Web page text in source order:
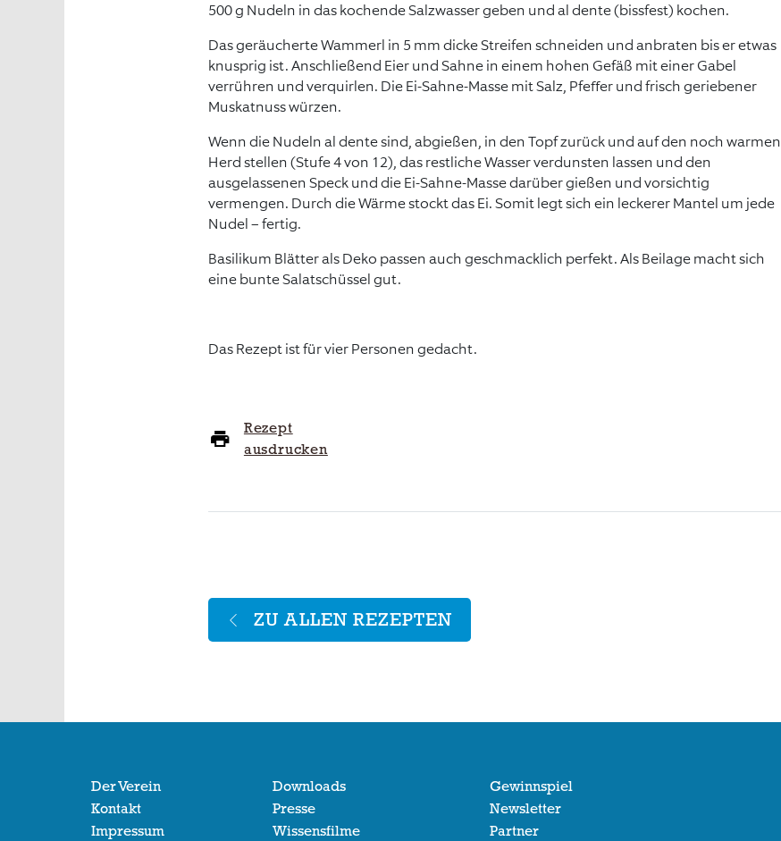
500 g Nudeln in das kochende Salzwasser geben und al dente (bissfest) kochen.
Das geräucherte Wammerl in 5 mm dicke Streifen schneiden und anbraten bis er etwas
knusprig ist. Anschließend Eier und Sahne in einem hohen Gefäß mit einer Gabel
verrühren und verquirlen. Die Ei-Sahne-Masse mit Salz, Pfeffer und frisch geriebener
Muskatnuss würzen.
Wenn die Nudeln al dente sind, abgießen, in den Topf zurück und auf den noch warmen
Herd stellen (Stufe 4 von 12), das restliche Wasser verdunsten lassen und den
ausgelassenen Speck und die Ei-Sahne-Masse darüber gießen und vorsichtig
vermengen. Durch die Wärme stockt das Ei. Somit legt sich ein leckerer Mantel um jede
Nudel – fertig.
Basilikum Blätter als Deko passen auch geschmacklich perfekt. Als Beilage macht sich
eine bunte Salatschüssel gut.
Das Rezept ist für vier Personen gedacht.
Rezept
ausdrucken
ZU ALLEN REZEPTEN
Der Verein
Kontakt
Impressum
Downloads
Presse
Wissensfilme
Gewinnspiel
Newsletter
Partner